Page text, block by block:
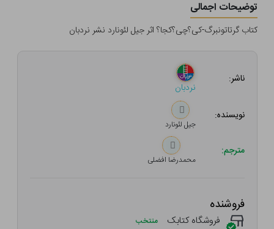
توضیحات اجمالی
کتاب گرتاتونبرگ-کی؟چی؟کجا؟ اثر جیل لئونارد نشر نردبان
ناشر:
نردبان
نویسنده:
جیل لئونارد
مترجم:
محمدرضا افضلی
فروشنده
فروشگاه کتابک منتخب